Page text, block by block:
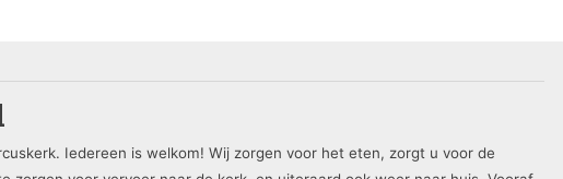
Iedereen is welkom! Wij zorgen voor het eten, zorgt u voor de